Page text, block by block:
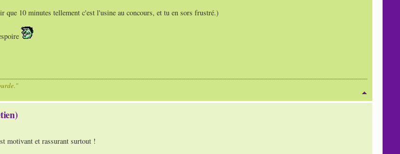
que 10 minutes tellement c'est l'usine au concours, et tu en sors frustré.)
motivant et rassurant surtout !